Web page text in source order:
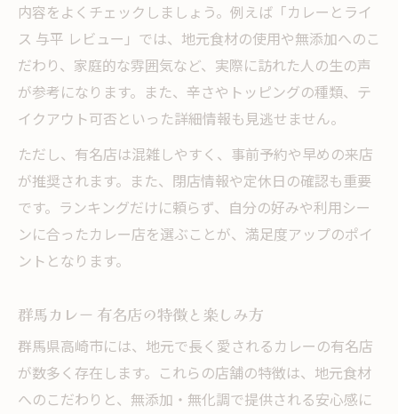
内容をよくチェックしましょう。例えば「カレーとライ
ス 与平 レビュー」では、地元食材の使用や無添加へのこ
だわり、家庭的な雰囲気など、実際に訪れた人の生の声
が参考になります。また、辛さやトッピングの種類、テ
イクアウト可否といった詳細情報も見逃せません。
ただし、有名店は混雑しやすく、事前予約や早めの来店
が推奨されます。また、閉店情報や定休日の確認も重要
です。ランキングだけに頼らず、自分の好みや利用シー
ンに合ったカレー店を選ぶことが、満足度アップのポイ
ントとなります。
群馬カレー 有名店の特徴と楽しみ方
群馬県高崎市には、地元で長く愛されるカレーの有名店
が数多く存在します。これらの店舗の特徴は、地元食材
へのこだわりと、無添加・無化調で提供される安心感に